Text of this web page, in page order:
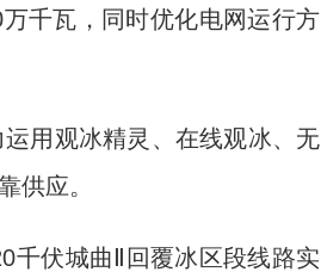
千瓦，同时优化电网运行方
用观冰精灵、在线观冰、无
供应。
伏城曲Ⅱ回覆冰区段线路实